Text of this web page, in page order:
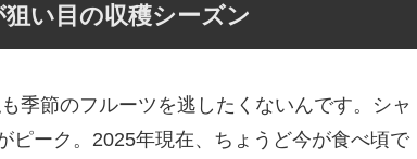
い目の収穫シーズン
季節のフルーツを逃したくないんです。シャ
ピーク。2025年現在、ちょうど今が食べ頃で